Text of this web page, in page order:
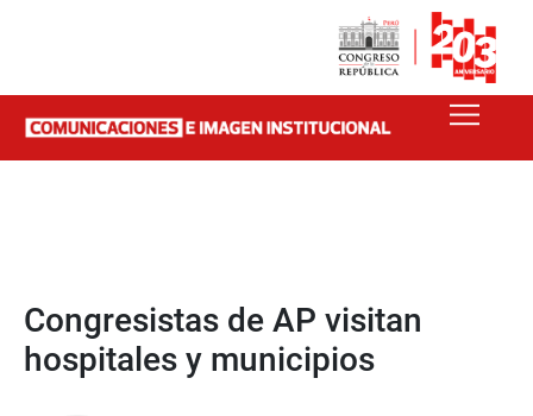
Congresistas de AP visitan
hospitales y municipios